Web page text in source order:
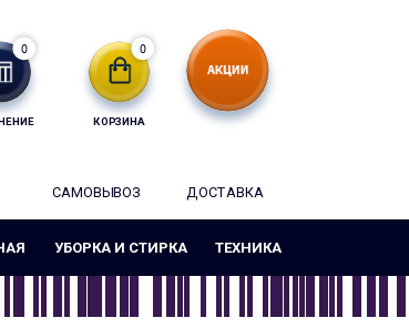
0
КОРЗИНА
0
САМОВЫВОЗ ДОСТАВКА
УБОРКА И СТИРКА ТЕХНИКА